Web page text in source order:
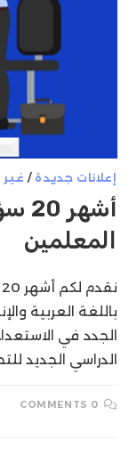
إعلانات جديدة /
المعلمين
باللغة العربية
الجدد في
الدراسي الجديد
0 COMMENTS